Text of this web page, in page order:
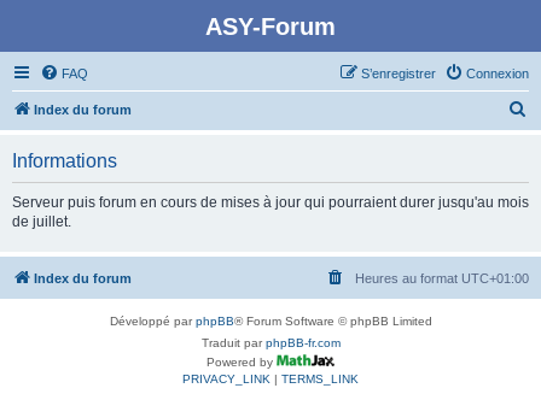
ASY-Forum
FAQ Connexion
S’enregistrer
Index du forum
c
Informations
Serveur puis forum en cours de mises à jour qui pourraient durer jusqu'au mois
de juillet.
Index du forum Heures au format UTC+01:00
Développé parphpBB® Forum Software © phpBB Limited
Traduit parphpBB-fr.com
Powered by
PRIVACY_LINK | TERMS_LINK